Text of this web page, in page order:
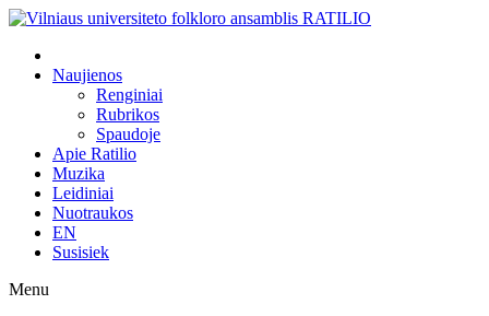
Naujienos
Renginiai
Rubrikos
Spaudoje
Apie Ratilio
Muzika
Leidiniai
Nuotraukos
EN
Susisiek
Menu